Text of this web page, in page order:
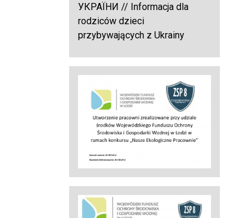
УКРАЇНИ // Informacja dla
rodziców dzieci
przybywających z Ukrainy